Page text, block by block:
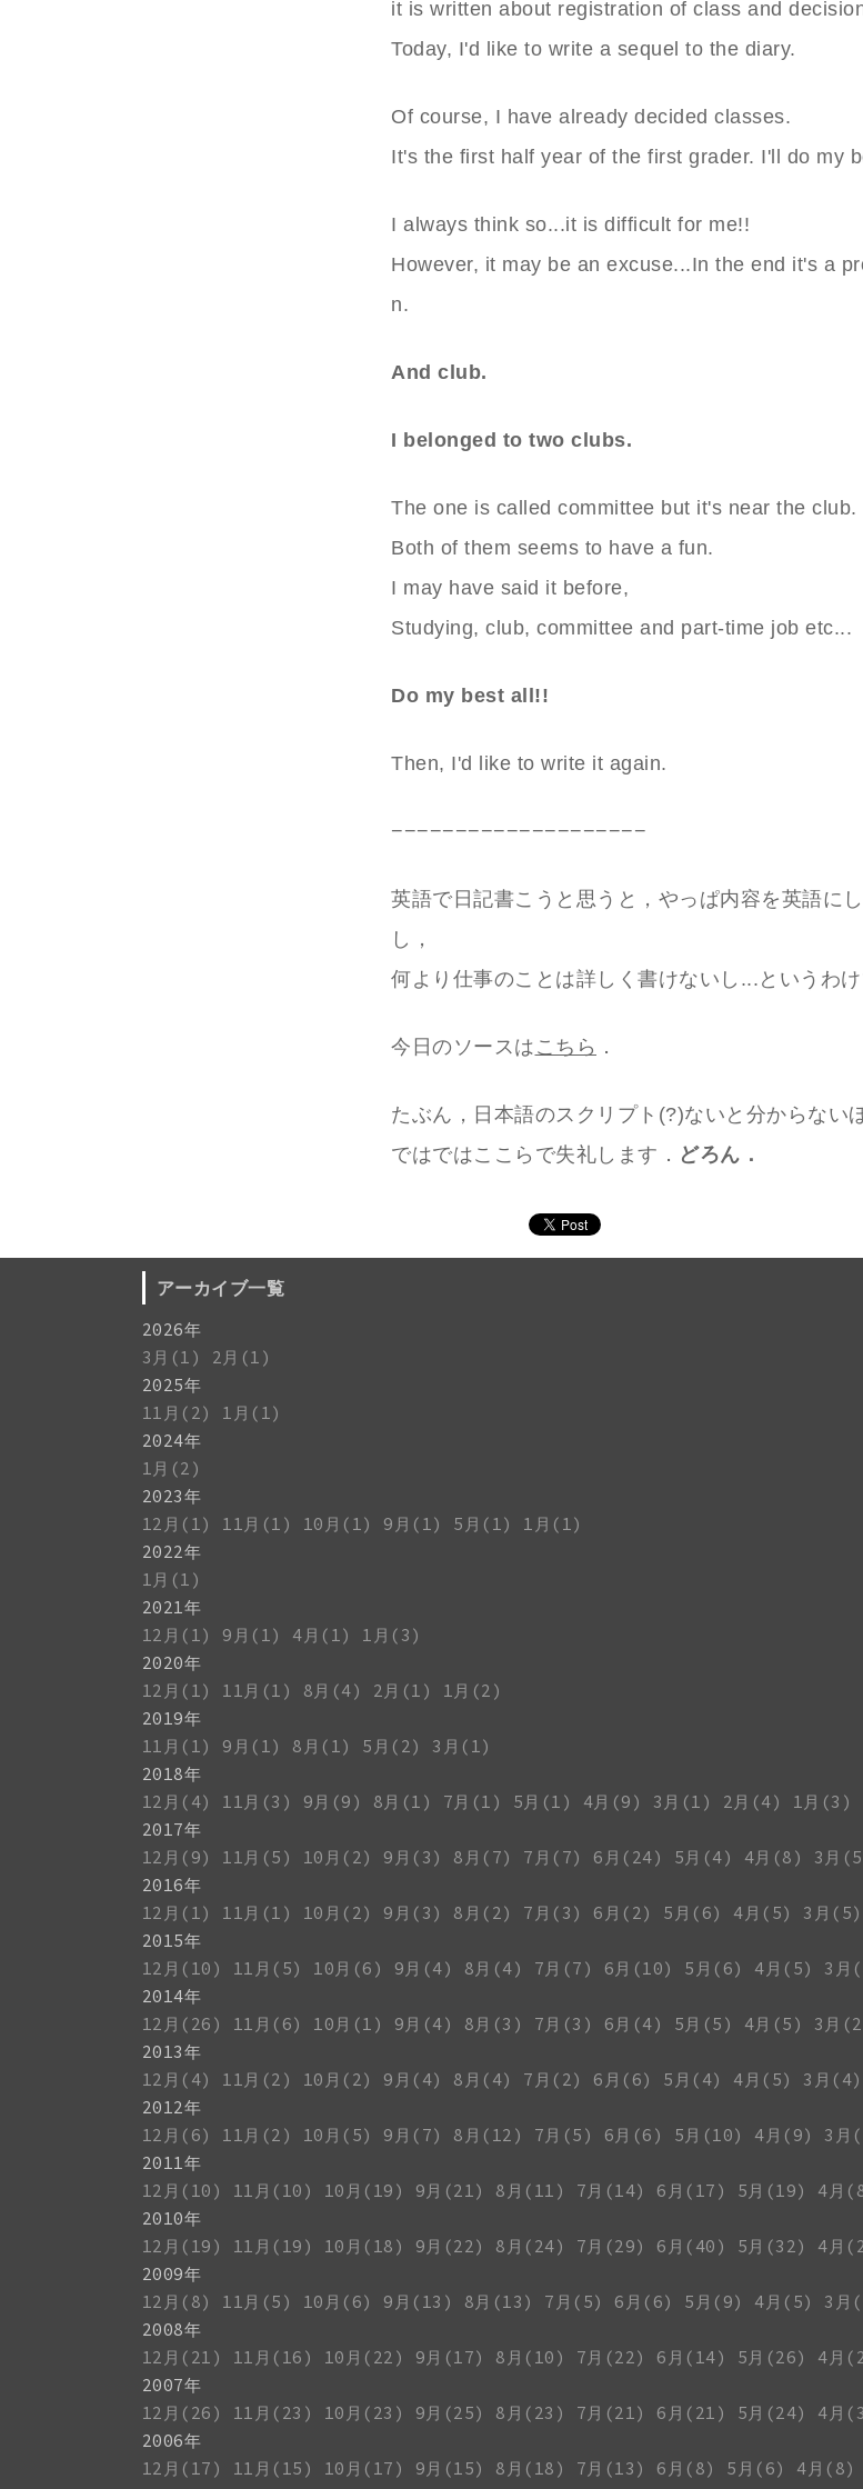
it is written about registration of class and
Today, I'd like to write a sequel to the diary.
Of course, I have already decided classes.
It's the first half year of the first grader. I'll do my
I always think so...it is difficult for me!!
However, it may be an excuse...In the end it's a
n.
And club.
I belonged to two clubs.
The one is called committee but it's near the club.
Both of them seems to have a fun.
I may have said it before,
Studying, club, committee and part-time job etc...
Do my best all!!
Then, I'd like to write it again.
−−−−−−−−−−−−−−−−−−−−
英語で日記書こうと思うと，やっぱ内容を英語に
し，
何より仕事のことは詳しく書けないし...というわ
今日のソースは こちら ．
たぶん，日本語のスクリプト(?)ないと分からない
ではではここらで失礼します． どろん．
アーカイブ一覧
2026年
3月(1)
2月(1)
2025年
11月(2)
1月(1)
2024年
1月(2)
2023年
12月(1)
11月(1) 10月(1) 9月(1) 5月(1)
1月(1)
2022年
1月(1)
2021年
12月(1)
9月(1) 4月(1)
1月(3)
2020年
12月(1)
11月(1) 8月(4) 2月(1)
1月(2)
2019年
11月(1)
9月(1) 8月(1) 5月(2)
3月(1)
2018年
12月(4)
11月(3) 9月(9) 8月(1) 7月(1) 5月(1) 4月(9) 3月(1) 2月(4)
1月(3)
2017年
12月(9)
11月(5) 10月(2) 9月(3) 8月(7) 7月(7) 6月(24) 5月(4) 4月(8) 3月
2016年
12月(1)
11月(1) 10月(2) 9月(3) 8月(2) 7月(3) 6月(2) 5月(6) 4月(5) 3月(5)
2015年
12月(10)
11月(5) 10月(6) 9月(4) 8月(4) 7月(7) 6月(10) 5月(6) 4月(5) 3月
2014年
12月(26)
11月(6) 10月(1) 9月(4) 8月(3) 7月(3) 6月(4) 5月(5) 4月(5) 3月
2013年
12月(4)
11月(2) 10月(2) 9月(4) 8月(4) 7月(2) 6月(6) 5月(4) 4月(5) 3月(4)
2012年
12月(6)
11月(2) 10月(5) 9月(7) 8月(12) 7月(5) 6月(6) 5月(10) 4月(9) 3月
2011年
12月(10)
11月(10) 10月(19) 9月(21) 8月(11) 7月(14) 6月(17) 5月(19) 4月
2010年
12月(19)
11月(19) 10月(18) 9月(22) 8月(24) 7月(29) 6月(40) 5月(32) 4月
2009年
12月(8)
11月(5) 10月(6) 9月(13) 8月(13) 7月(5) 6月(6) 5月(9) 4月(5) 3月
2008年
12月(21)
11月(16) 10月(22) 9月(17) 8月(10) 7月(22) 6月(14) 5月(26) 4月
2007年
12月(26)
11月(23) 10月(23) 9月(25) 8月(23) 7月(21) 6月(21) 5月(24) 4月
2006年
12月(17)
11月(15) 10月(17) 9月(15) 8月(18) 7月(13) 6月(8) 5月(6) 4月(8)